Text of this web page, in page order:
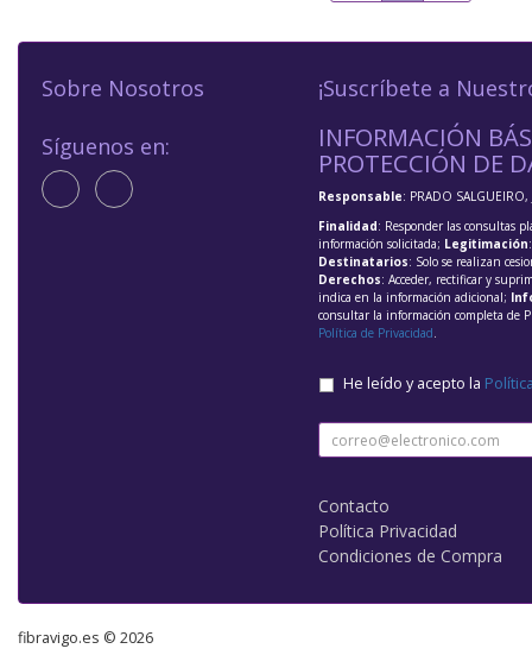
Sobre Nosotros
Síguenos en:
¡Suscríbete a
INFORMACIÓN
PROTECCIÓN DE
Responsable: PRADO SALGUEIRO,
Finalidad: Responder las consultas
información solicitada; Legitimación
Destinatarios: Solo se realizan
Derechos: Acceder, rectificar y
indica en la información adicional;
consultar la información completa de
Política de Privacidad.
He leído y acepto la
Contacto
Política Privacidad
Condiciones de Compra
fibravigo.es © 2026